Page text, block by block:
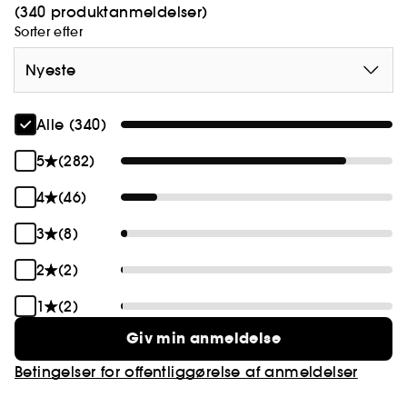
(340 produktanmeldelser)
Sorter efter
Nyeste
Alle (340)
5
(282)
4
(46)
3
(8)
2
(2)
1
(2)
Giv min anmeldelse
Betingelser for offentliggørelse af anmeldelser